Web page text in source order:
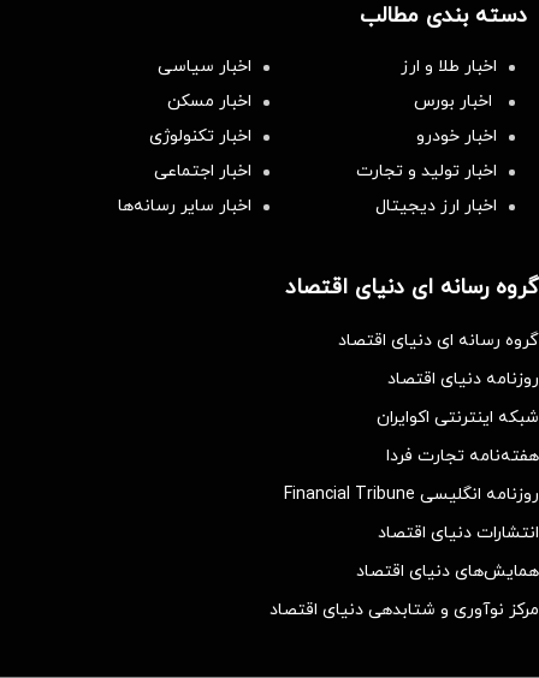
دسته بندی مطالب
اخبار طلا و ارز
اخبار سیاسی
اخبار بورس
اخبار مسکن
اخبار خودرو
اخبار تکنولوژی
اخبار تولید و تجارت
اخبار اجتماعی
اخبار ارز دیجیتال
اخبار سایر رسانه‌‌ها
گروه رسانه ای دنیای اقتصاد
گروه رسانه ای دنیای اقتصاد
روزنامه دنیای اقتصاد
شبکه اینترنتی اکوایران
هفته‌نامه تجارت فردا
روزنامه انگلیسی Financial Tribune
انتشارات دنیای اقتصاد
همایش‌های دنیای اقتصاد
مرکز نوآوری و شتابدهی دنیای اقتصاد